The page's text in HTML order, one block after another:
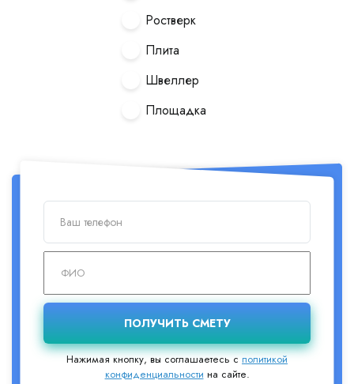
Ростверк
Плита
Швеллер
Площадка
Нажимая кнопку, вы соглашаетесь сполитикой
конфиденциальности на сайте.